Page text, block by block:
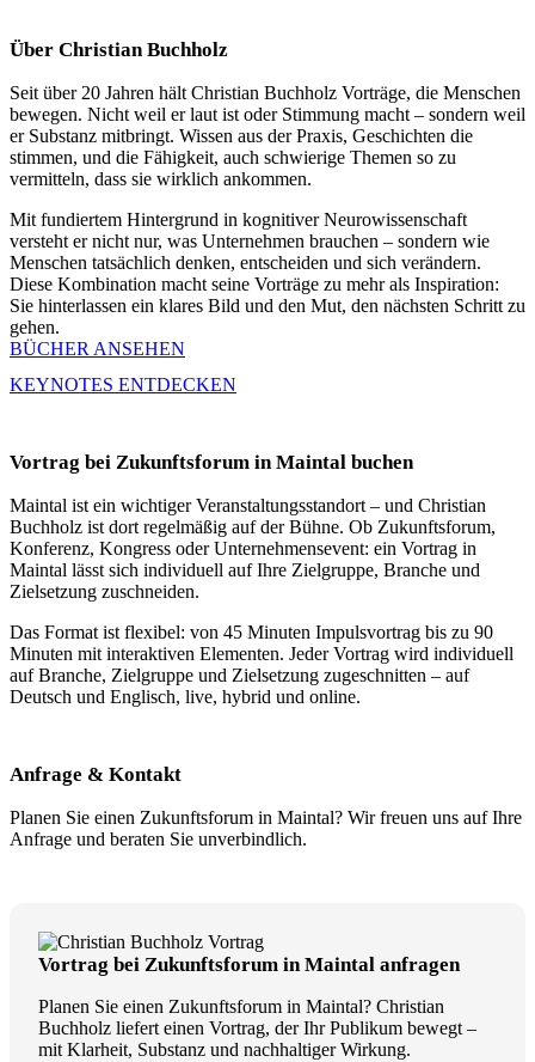
Über Christian Buchholz
Seit über 20 Jahren hält Christian Buchholz Vorträge, die Menschen
bewegen. Nicht weil er laut ist oder Stimmung macht – sondern weil
er Substanz mitbringt. Wissen aus der Praxis, Geschichten die
stimmen, und die Fähigkeit, auch schwierige Themen so zu
vermitteln, dass sie wirklich ankommen.
Mit fundiertem Hintergrund in kognitiver Neurowissenschaft
versteht er nicht nur, was Unternehmen brauchen – sondern wie
Menschen tatsächlich denken, entscheiden und sich verändern.
Diese Kombination macht seine Vorträge zu mehr als Inspiration:
Sie hinterlassen ein klares Bild und den Mut, den nächsten Schritt zu
gehen.
BÜCHER ANSEHEN
KEYNOTES ENTDECKEN
Vortrag bei Zukunftsforum in Maintal buchen
Maintal ist ein wichtiger Veranstaltungsstandort – und Christian
Buchholz ist dort regelmäßig auf der Bühne. Ob Zukunftsforum,
Konferenz, Kongress oder Unternehmensevent: ein Vortrag in
Maintal lässt sich individuell auf Ihre Zielgruppe, Branche und
Zielsetzung zuschneiden.
Das Format ist flexibel: von 45 Minuten Impulsvortrag bis zu 90
Minuten mit interaktiven Elementen. Jeder Vortrag wird individuell
auf Branche, Zielgruppe und Zielsetzung zugeschnitten – auf
Deutsch und Englisch, live, hybrid und online.
Anfrage & Kontakt
Planen Sie einen Zukunftsforum in Maintal? Wir freuen uns auf Ihre
Anfrage und beraten Sie unverbindlich.
Vortrag bei Zukunftsforum in Maintal anfragen
Planen Sie einen Zukunftsforum in Maintal? Christian
Buchholz liefert einen Vortrag, der Ihr Publikum bewegt –
mit Klarheit, Substanz und nachhaltiger Wirkung.